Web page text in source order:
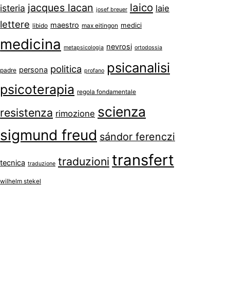
isteria jacques lacan josef breuer laico laie
lettere libido maestro max eitingon medici
medicina metapsicologia nevrosi ortodossia
padre persona politica profano psicanalisi
psicoterapia regola fondamentale
resistenza rimozione scienza
sigmund freud sándor ferenczi
tecnica traduzione traduzioni transfert
wilhelm stekel